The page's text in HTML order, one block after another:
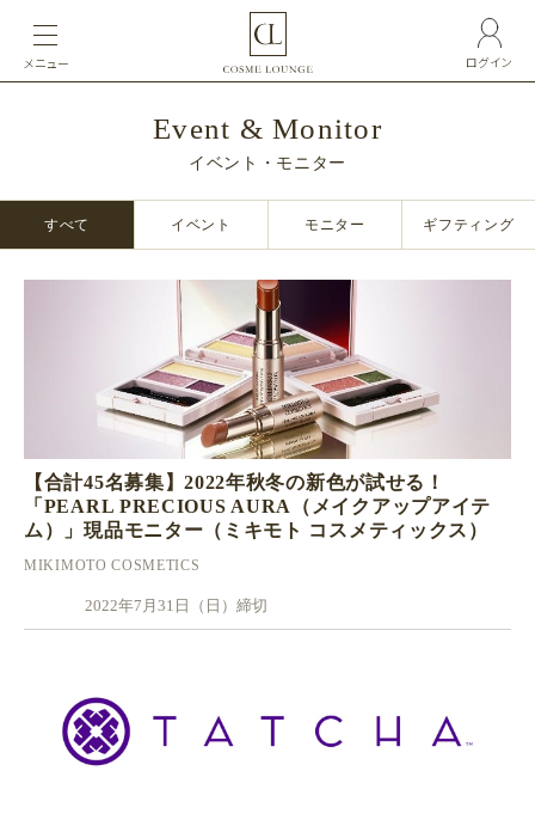
ログイン
メニュー
Event & Monitor
イベント・モニター
すべて イベント モニター ギフティング
【合計45名募集】2022年秋冬の新色が試せる！
「PEARL PRECIOUS AURA（メイクアップアイテ
ム）」現品モニター（ミキモト コスメティックス）
MIKIMOTO COSMETICS
2022年7月31日（日）締切